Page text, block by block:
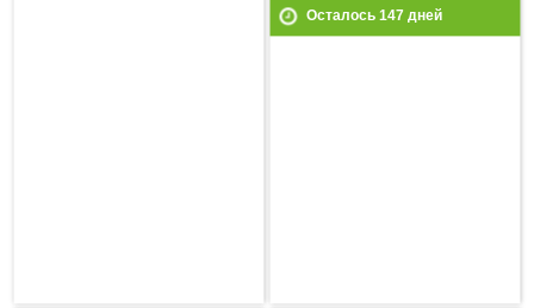
Осталось 147дней